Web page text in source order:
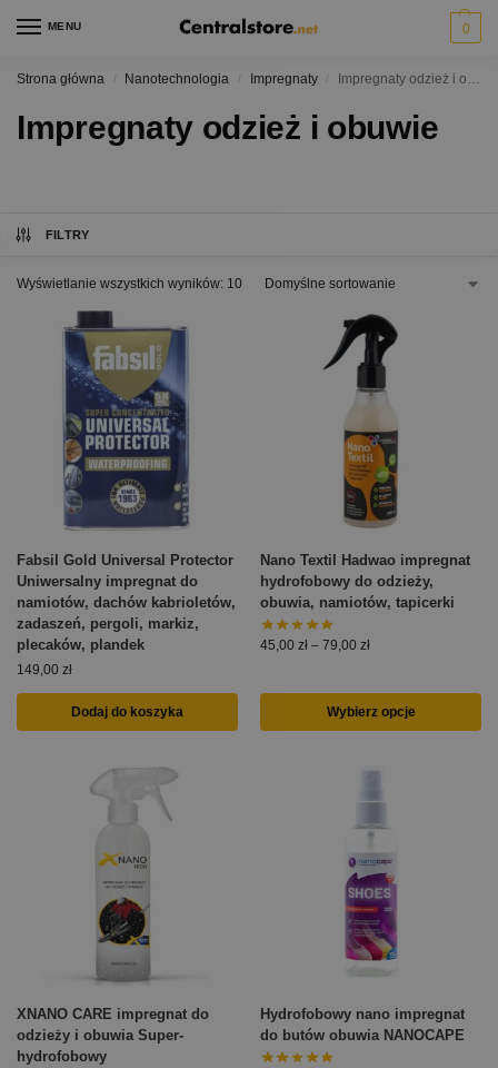
MENU 0
Strona główna / Nanotechnologia / Impregnaty Impregnaty odzież i obuwie
Impregnaty odzież i obuwie
FILTRY
Wyświetlanie wszystkich wyników: 10
Fabsil Gold Universal Protector
Uniwersalny impregnat do
namiotów, dachów kabrioletów,
zadaszeń, pergoli, markiz,
plecaków, plandek
149,00 zł
Dodaj do koszyka
Nano Textil Hadwao impregnat
hydrofobowy do odzieży,
obuwia, namiotów, tapicerki
45,00 zł – 79,00 zł
Wybierz opcje
XNANO CARE impregnat do
odzieży i obuwia Super-
hydrofobowy
Hydrofobowy nano impregnat
do butów obuwia NANOCAPE